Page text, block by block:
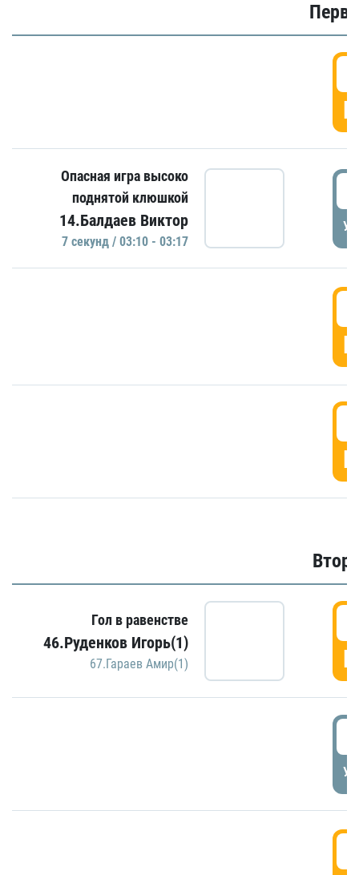
Опасная игра высоко
поднятой клюшкой
14.Балдаев Виктор
7 секунд / 03:10 - 03:17
Гол в равенстве
46.Руденков Игорь(1)
67.Гараев Амир(1)